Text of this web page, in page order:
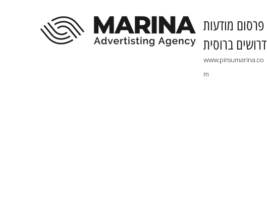
​פרסום מודעות
דרושים ברוסית
www.pirsumarina.co
m